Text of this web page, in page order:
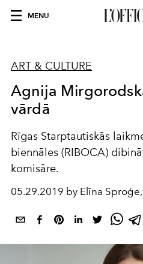
MENU
ART & CULTURE
Agnija
vārdā
Rīgas Starptautiskās
biennāles (RIBOCA)
komisāre.
05.29.2019 by Elīna